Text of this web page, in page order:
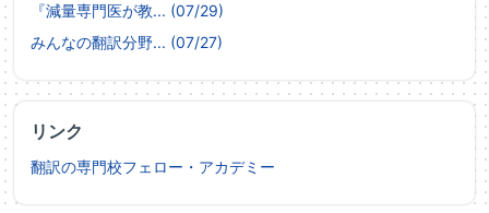
『減量専門医が教... (07/29)
みんなの翻訳分野... (07/27)
リンク
翻訳の専門校フェロー・アカデミー